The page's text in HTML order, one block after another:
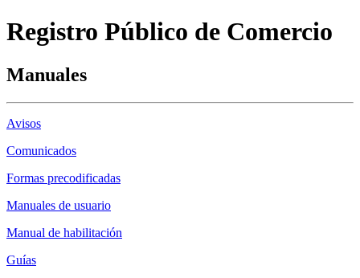
Registro Público de Comercio
Manuales
Avisos
Comunicados
Formas precodificadas
Manuales de usuario
Manual de habilitación
Guías